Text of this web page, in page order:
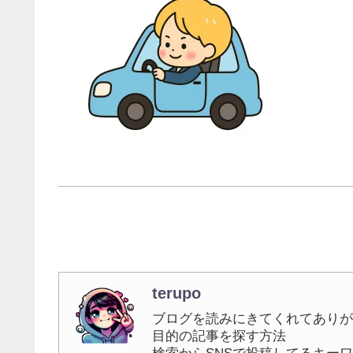
terupo
ブログを読みにきてくれてあり
目的の記事を探す方法